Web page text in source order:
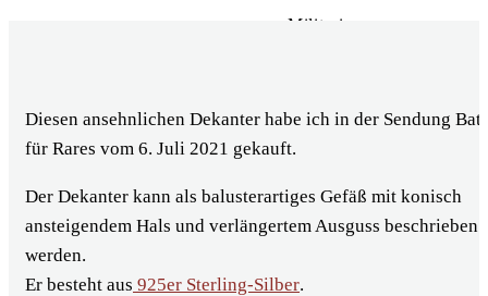
Militaria
Antiquitäten
Porzellan
Alte Werbung
Orient Teppiche
Spielzeug
Diesen ansehnlichen Dekanter habe ich in der Sendung
für Rares vom 6. Juli 2021 gekauft.
Der Dekanter kann als balusterartiges Gefäß mit konisch
ansteigendem Hals und verlängertem Ausguss beschrieben
werden.
Er besteht aus 925er Sterling-Silber.